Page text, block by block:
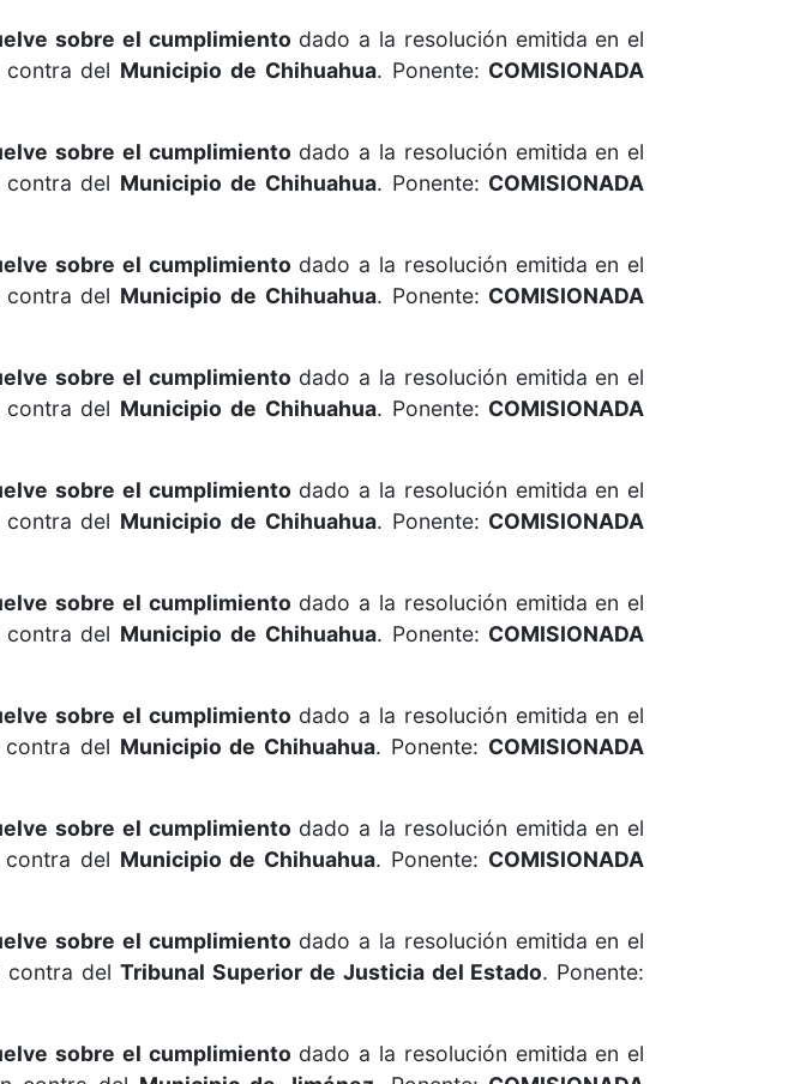
sobre el cumplimiento dado a la resolución emitida en el
del Municipio de Chihuahua. Ponente: COMISIONADA
sobre el cumplimiento dado a la resolución emitida en el
del Municipio de Chihuahua. Ponente: COMISIONADA
sobre el cumplimiento dado a la resolución emitida en el
del Municipio de Chihuahua. Ponente: COMISIONADA
sobre el cumplimiento dado a la resolución emitida en el
del Municipio de Chihuahua. Ponente: COMISIONADA
sobre el cumplimiento dado a la resolución emitida en el
del Municipio de Chihuahua. Ponente: COMISIONADA
sobre el cumplimiento dado a la resolución emitida en el
del Municipio de Chihuahua. Ponente: COMISIONADA
sobre el cumplimiento dado a la resolución emitida en el
del Municipio de Chihuahua. Ponente: COMISIONADA
sobre el cumplimiento dado a la resolución emitida en el
del Municipio de Chihuahua. Ponente: COMISIONADA
sobre el cumplimiento dado a la resolución emitida en el
contra delTribunal Superior de Justicia del Estado. Ponente:
sobre el cumplimiento dado a la resolución emitida en el